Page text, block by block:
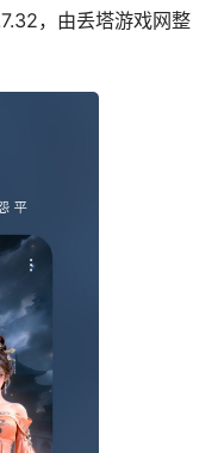
，由丢塔游戏网整